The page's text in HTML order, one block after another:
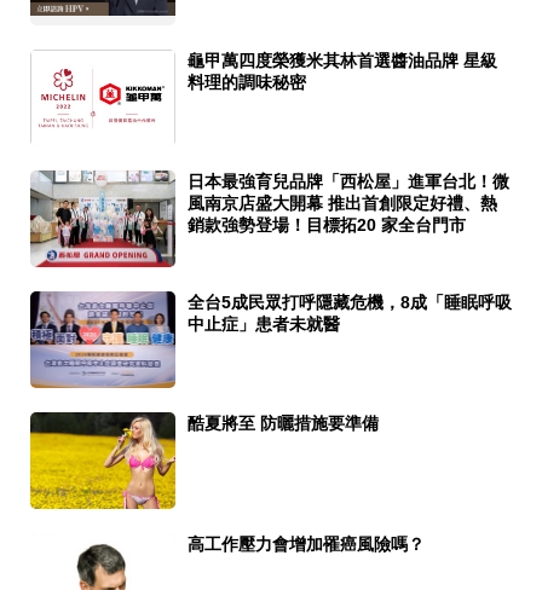
龜甲萬四度榮獲米其林首選醬油品牌 星級
料理的調味秘密
日本最強育兒品牌「西松屋」進軍台北！微
風南京店盛大開幕 推出首創限定好禮、熱
銷款強勢登場！目標拓20 家全台門市
全台5成民眾打呼隱藏危機，8成「睡眠呼吸
中止症」患者未就醫
酷夏將至 防曬措施要準備
高工作壓力會增加罹癌風險嗎？